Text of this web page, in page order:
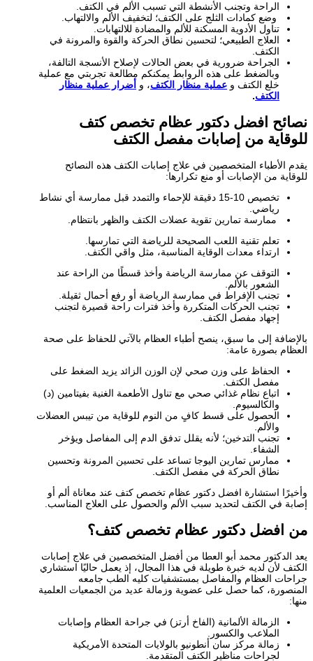
الراحة وتجنب الأنشطة التي تسبب الألم في الكتف.
وضع كمادات الثلج على الكتف؛ لتخفيف الألم والالتهاب.
تناول الأدوية المسكنة للألم والمضادة للالتهابات.
العلاج الطبيعي؛ لتحسين نطاق الحركة والقوة والمرونة في
الكتف.
الجراحة ضرورية في بعض الحالات لإصلاح الأنسجة التالفة،
وبالضغط على هذه الروابط يمكنكم مطالعة تجربتي مع عملية
خلع الكتف و عملية منظار الكتف، و أضرار عملية منظار
الكتف.
نصائح افضل دكتور عظام تخصص كتف
للوقاية من إصابات مفصل الكتف
يقدم الأطباء المتخصصين في علاج إصابات الكتف هذه النصائح
للوقاية من الإصابات أو منع تكرارها:
تخصيص 10-15 دقيقة للإحماء والتمدد قبل ممارسة أي نشاط
رياضي.
ممارسة تمارين تقوية عضلات الكتف والظهر بانتظام.
تعلم تقنية اللعب الصحيحة للرياضة التي تمارسها.
ارتداء معدات الوقاية المناسبة، مثل واقي الكتف.
التوقف عن ممارسة الرياضة وأخذ قسطًا من الراحة عند
الشعور بالألم.
تجنب الإفراط في ممارسة الرياضة أو رفع أحمال ثقيلة.
تجنب الحركات المتكررة وأخذ فترات راحة قصيرة لتجنب
إجهاد مفصل الكتف.
بالإضافة إلى ما سبق، ينصح أطباء العظام بالآتي للحفاظ على صحة
العظام بصورة عامة:
الحفاظ على وزن صحي لإن الوزن الزائد يزيد الضغط على
مفصل الكتف.
اتباع نظام غذائي صحي مع تناول الأطعمة الغنية بفيتامين (د)
والكالسيوم.
الحصول على قسط كافٍ من النوم للوقاية من تيبس العضلات
والألم.
تجنب التدخين؛ لأنه يقلل تدفق الدم إلى المفاصل ويؤخر
الشفاء.
ممارس تمارين اليوجا تساعد على تحسين المرونة وتحسين
نطاق الحركة في مفصل الكتف.
وأخيرًا استشارة افضل دكتور عظام تخصص كتف عند معاناة ألم أو
إصابة في الكتف لتحديد سبب الألم والحصول على العلاج المناسب.
من افضل دكتور عظام تخصص كتف؟
يعد الدكتور محمد أبو العطا من أفضل المتخصصين في علاج إصابات
الكتف لأن لديه خبرة طويلة في هذا المجال، إذ يعمل حاليًا استشاري
جراحات العظام والمفاصل بمستشفيات كليه الطب جامعه
المنصورة، كما حصل على عضوية وزمالة عديد من الجمعيات العلمية
منها:
الزمالة الألمانية (الفاخ أرتز) في جراحة العظام وإصابات
الملاعب والكسور.
زمالة مركز سان أنطونيو بالولايات المتحدة الأمريكية
لجراحات مناظير الكتف المتقدمة.